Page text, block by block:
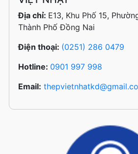
Địa chỉ: E13, Khu Phố 15,
Thành Phố Đồng Nai
Điện thoại: (0251) 286 0479
Hotline: 0901 997 998
Email: